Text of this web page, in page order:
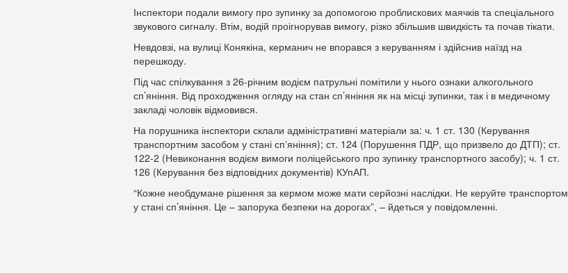
Інспектори подали вимогу про зупинку за допомогою проблискових маячків та спеціального
звукового сигналу. Втім, водій проігнорував вимогу, різко збільшив швидкість та почав тікати.
Невдовзі, на вулиці Конякіна, керманич не впорався з керуванням і здійснив наїзд на
перешкоду.
Під час спілкування з 26-річним водієм патрульні помітили у нього ознаки алкогольного
сп’яніння. Від проходження огляду на стан сп’яніння як на місці зупинки, так і в медичному
закладі чоловік відмовився.
На порушника інспектори склали адміністративні матеріали за: ч. 1 ст. 130 (Керування
транспортним засобом у стані спʼяніння); ст. 124 (Порушення ПДР, що призвело до ДТП); ст.
122-2 (Невиконання водієм вимоги поліцейського про зупинку транспортного засобу); ч. 1 ст.
126 (Керування без відповідних документів) КУпАП.
“Кожне необдумане рішення за кермом може мати серйозні наслідки. Не керуйте транспортом
у стані сп’яніння. Це – запорука безпеки на дорогах”, – йдеться у повідомленні.